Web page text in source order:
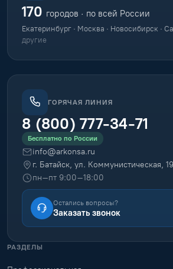
170 городов · по всей России
Екатеринбург · Москва · Новосибирск ·
другие
ГОРЯЧАЯ ЛИНИЯ
8 (800) 777-34-71
Бесплатно по России
info@arkonsa.ru
г. Батайск, ул. Коммунистическая,
пн–пт 9:00–18:00
Остались вопросы?
Заказать звонок
РАЗДЕЛЫ